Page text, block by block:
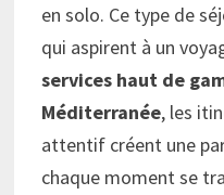
en solo. Ce type de
qui aspirent à un
services haut de
Méditerranée, les
attentif créent une
chaque moment se